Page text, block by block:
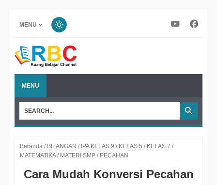
MENU
MENU
Beranda / BILANGAN / IPA KELAS 9 / KELAS 5 / KELAS 7 /
MATEMATIKA / MATERI SMP / PECAHAN
Cara Mudah Konversi Pecahan